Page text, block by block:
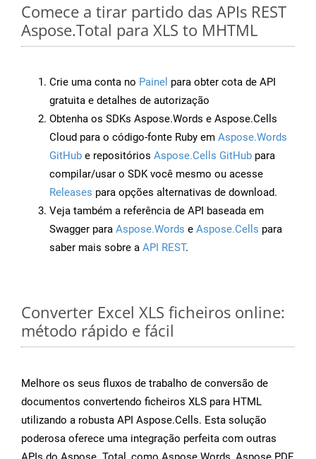
Comece a tirar partido das APIs REST
Aspose.Total para XLS to MHTML
Crie uma conta no Painel para obter cota de API
gratuita e detalhes de autorização
Obtenha os SDKs Aspose.Words e Aspose.Cells
Cloud para o código-fonte Ruby em Aspose.Words
GitHub e repositórios Aspose.Cells GitHub para
compilar/usar o SDK você mesmo ou acesse
Releases para opções alternativas de download.
Veja também a referência de API baseada em
Swagger para Aspose.Words e Aspose.Cells para
saber mais sobre a API REST.
Converter Excel XLS ficheiros online:
método rápido e fácil
Melhore os seus fluxos de trabalho de conversão de
documentos convertendo ficheiros XLS para HTML
utilizando a robusta API Aspose.Cells. Esta solução
poderosa oferece uma integração perfeita com outras